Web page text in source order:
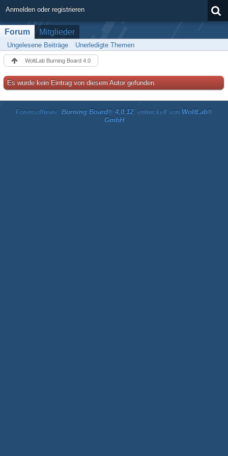
Anmelden oder registrieren
Forum Mitglieder
Ungelesene Beiträge Unerledigte Themen
WoltLab Burning Board 4.0
Es wurde kein Eintrag von diesem Autor gefunden.
Forensoftware: Burning Board® 4.0.12, entwickelt von WoltLab®
GmbH